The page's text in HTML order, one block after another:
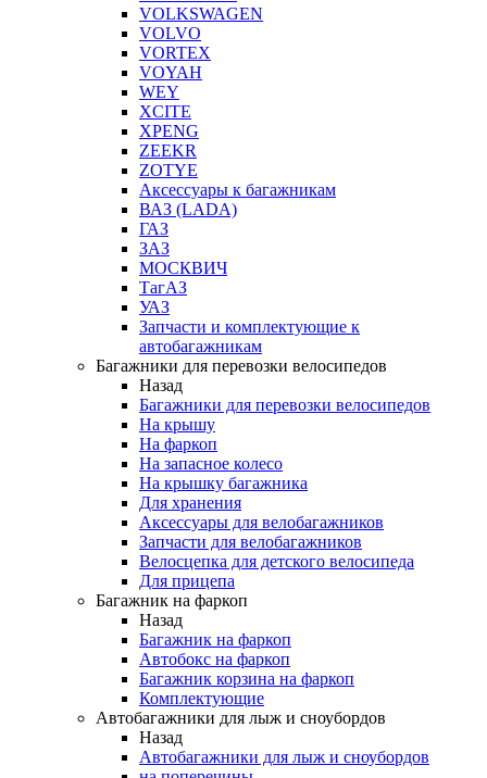
VOLKSWAGEN
VOLVO
VORTEX
VOYAH
WEY
XCITE
XPENG
ZEEKR
ZOTYE
Аксессуары к багажникам
ВАЗ (LADA)
ГАЗ
ЗАЗ
МОСКВИЧ
ТагАЗ
УАЗ
Запчасти и комплектующие к
автобагажникам
Багажники для перевозки велосипедов
Назад
Багажники для перевозки велосипедов
На крышу
На фаркоп
На запасное колесо
На крышку багажника
Для хранения
Аксессуары для велобагажников
Запчасти для велобагажников
Велосцепка для детского велосипеда
Для прицепа
Багажник на фаркоп
Назад
Багажник на фаркоп
Автобокс на фаркоп
Багажник корзина на фаркоп
Комплектующие
Автобагажники для лыж и сноубордов
Назад
Автобагажники для лыж и сноубордов